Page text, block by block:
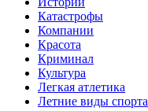
Катастрофы
Компании
Красота
Криминал
Культура
Легкая атлетика
Летние виды спорта